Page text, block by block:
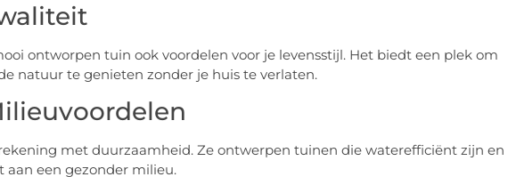
ontworpen tuin ook voordelen voor je levensstijl. Het biedt een plek om
natuur te genieten zonder je huis te verlaten.
met duurzaamheid. Ze ontwerpen tuinen die waterefficiënt zijn en
aan een gezonder milieu.